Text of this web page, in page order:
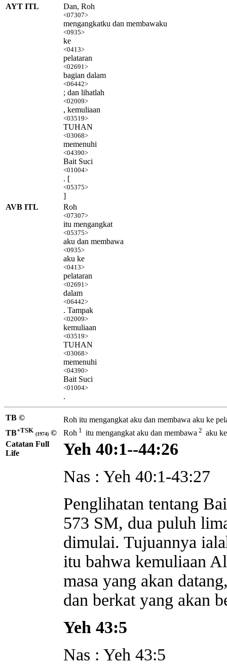
AYT ITL
Dan, Roh
<07307>
mengangkatku dan membawaku
<0935>
ke
<0413>
pelataran
<02691>
bagian dalam
<06442>
; dan lihatlah
<02009>
, kemuliaan
<03519>
TUHAN
<03068>
memenuhi
<04390>
Bait Suci
<01004>
. [
<05375>
]
AVB ITL
Roh
<07307>
itu mengangkat
<05375>
aku dan membawa
<0935>
aku ke
<0413>
pelataran
<02691>
dalam
<06442>
. Tampak
<02009>
kemuliaan
<03519>
TUHAN
<03068>
memenuhi
<04390>
Bait Suci
<01004>
.
TB © Roh itu mengangkat aku dan membawa aku ke
TB+TSK (1974) © Roh 1 itu mengangkat aku dan membawa 2 aku
Catatan Full
Life
Yeh 40:1--44:26
Nas : Yeh 40:1-43:27
Penglihatan tentang
573 SM, dua puluh
dimulai. Tujuannya
itu bahwa kemuliaan
masa yang akan
dan berkat yang akan
Yeh 43:5
Nas : Yeh 43:5